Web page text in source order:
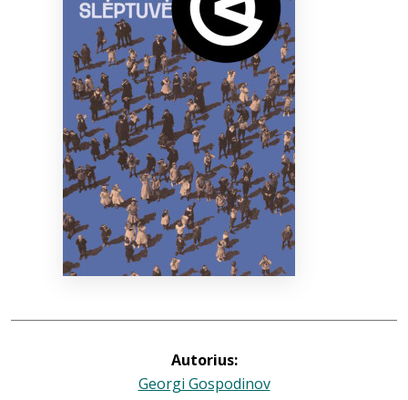
Bibliotekoms
+370 667 80 541
info@elvislab.lt
Autorius:
Georgi Gospodinov